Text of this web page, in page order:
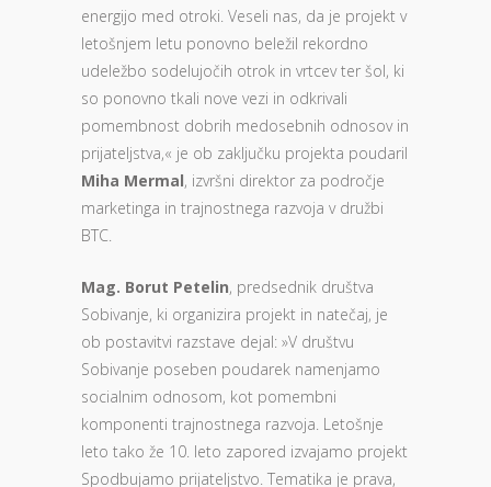
energijo med otroki. Veseli nas, da je projekt v
letošnjem letu ponovno beležil rekordno
udeležbo sodelujočih otrok in vrtcev ter šol, ki
so ponovno tkali nove vezi in odkrivali
pomembnost dobrih medosebnih odnosov in
prijateljstva,« je ob zaključku projekta poudaril
Miha Mermal, izvršni direktor za področje
marketinga in trajnostnega razvoja v družbi
BTC.
Mag. Borut Petelin, predsednik društva
Sobivanje, ki organizira projekt in natečaj, je
ob postavitvi razstave dejal: »V društvu
Sobivanje poseben poudarek namenjamo
socialnim odnosom, kot pomembni
komponenti trajnostnega razvoja. Letošnje
leto tako že 10. leto zapored izvajamo projekt
Spodbujamo prijateljstvo. Tematika je prava,